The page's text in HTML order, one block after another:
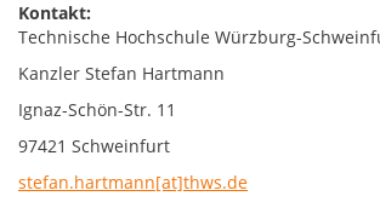
Kontakt:
Technische Hochschule Würzburg-
Kanzler Stefan Hartmann
Ignaz-Schön-Str. 11
97421 Schweinfurt
stefan.hartmann[at]thws.de